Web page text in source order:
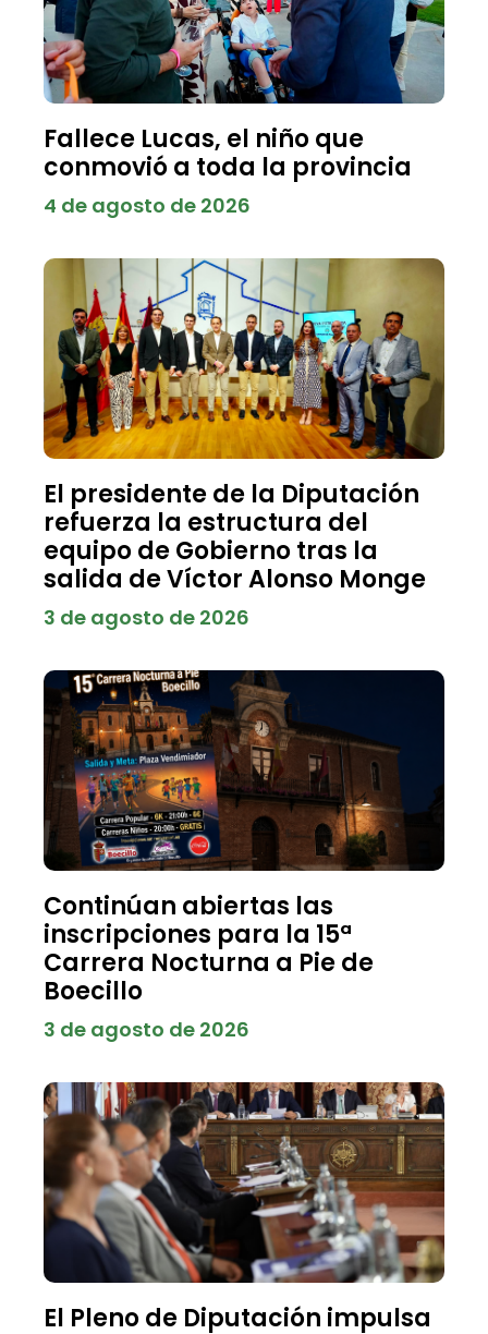
Fallece Lucas, el niño que
conmovió a toda la provincia
4 de agosto de 2026
El presidente de la Diputación
refuerza la estructura del
equipo de Gobierno tras la
salida de Víctor Alonso Monge
3 de agosto de 2026
Continúan abiertas las
inscripciones para la 15ª
Carrera Nocturna a Pie de
Boecillo
3 de agosto de 2026
El Pleno de Diputación impulsa